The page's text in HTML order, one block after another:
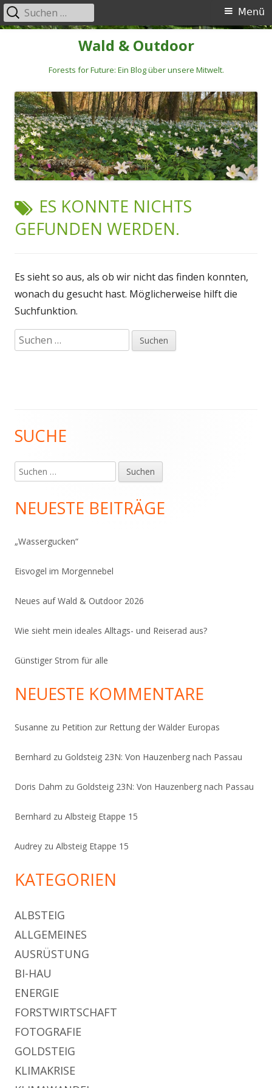
Wald & Outdoor
Forests for Future: Ein Blog über unsere Mitwelt.
Primäres
Menü
Suchen
nach:
ES KONNTE NICHTS
GEFUNDEN WERDEN.
Es sieht so aus, als ob wir nicht das finden konnten,
wonach du gesucht hast. Möglicherweise hilft die
Suchfunktion.
Suchen
nach:
Haupt-
Seitenleiste
SUCHE
Suchen
nach:
NEUESTE BEITRÄGE
„Wassergucken“
Eisvogel im Morgennebel
Neues auf Wald & Outdoor 2026
Wie sieht mein ideales Alltags- und Reiserad aus?
Günstiger Strom für alle
NEUESTE KOMMENTARE
Susanne zu Petition zur Rettung der Wälder Europas
Bernhard zu Goldsteig 23N: Von Hauzenberg nach Passau
Doris Dahm zu Goldsteig 23N: Von Hauzenberg nach Passau
Bernhard zu Albsteig Etappe 15
Audrey zu Albsteig Etappe 15
KATEGORIEN
ALBSTEIG
ALLGEMEINES
AUSRÜSTUNG
BI-HAU
ENERGIE
FORSTWIRTSCHAFT
FOTOGRAFIE
GOLDSTEIG
KLIMAKRISE